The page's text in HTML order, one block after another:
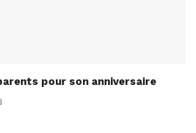
pour son anniversaire